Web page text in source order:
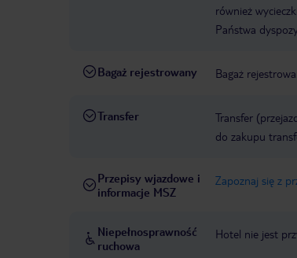
również
Państwa
Bagaż rejestrowany Bagaż
Transfer
Transfer
do zakupu
Przepisy wjazdowe i
informacje MSZ
Zapoznaj się z
Niepełnosprawność
ruchowa
Hotel nie jest